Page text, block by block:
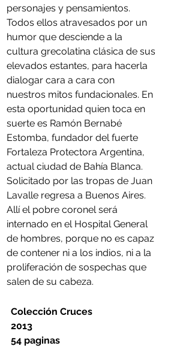
personajes y pensamientos.
Todos ellos atravesados por un
humor que desciende a la
cultura grecolatina clásica de sus
elevados estantes, para hacerla
dialogar cara a cara con
nuestros mitos fundacionales. En
esta oportunidad quien toca en
suerte es Ramón Bernabé
Estomba, fundador del fuerte
Fortaleza Protectora Argentina,
actual ciudad de Bahía Blanca.
Solicitado por las tropas de Juan
Lavalle regresa a Buenos Aires.
Allí el pobre coronel será
internado en el Hospital General
de hombres, porque no es capaz
de contener ni a los indios, ni a la
proliferación de sospechas que
salen de su cabeza.
Colección Cruces
2013
54 paginas